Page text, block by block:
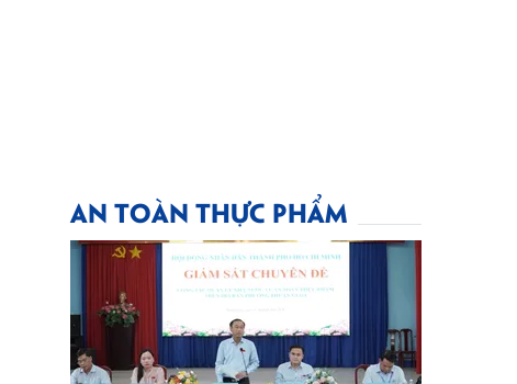
AN TOÀN THỰC PHẨM